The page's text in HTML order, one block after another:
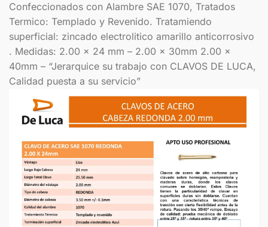
Confeccionados con Alambre SAE 1070, Tratados
Termico: Templado y Revenido. Tratamiendo
superficial: zincado electrolitico amarillo anticorrosivo
. Medidas: 2.00 x 24 mm – 2.00 x 30mm 2.00 x
40mm – “Jerarquice su trabajo con CLAVOS DE LUCA,
Calidad puesta a su servicio”